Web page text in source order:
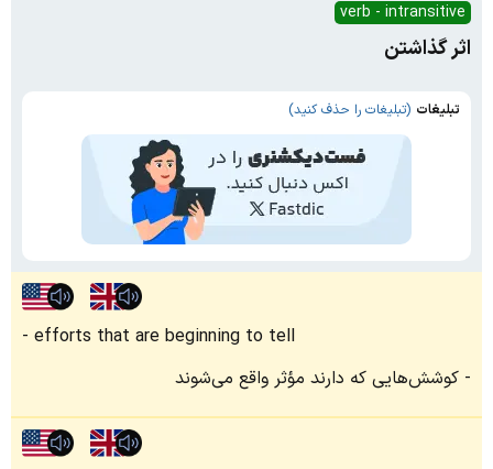
verb - intransitive
اثر گذاشتن
تبلیغات (تبلیغات را حذف کنید)
efforts that are beginning to tell
کوشش‌هایی که دارند مؤثر واقع می‌شوند